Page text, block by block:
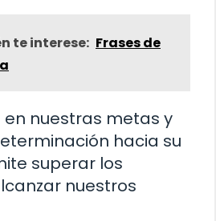
te interese: Frases de
nuestras metas y
hacia su
superar los
nuestros